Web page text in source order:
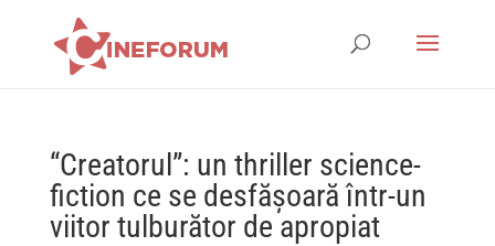
“Creatorul”: un thriller science-
fiction ce se desfășoară într-un
viitor tulburător de apropiat